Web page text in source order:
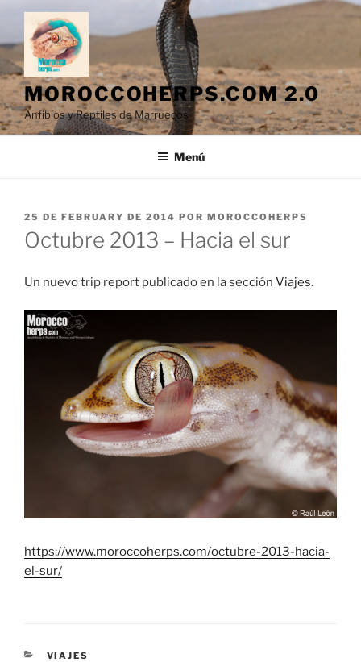
Saltar
contenido
MOROCCOHERPS.COM 2.0
Anfibios y Reptiles de Marruecos
Menú
PUBLICADO
EL
25 DE FEBRUARY DE 2014 POR MOROCCOHERPS
Octubre 2013 – Hacia el sur
Un nuevo trip report publicado en la sección Viajes.
https://www.moroccoherps.com/octubre-2013-hacia-
el-sur/
CATEGORÍAS
VIAJES